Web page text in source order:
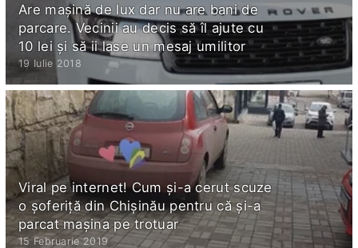
Are mașină de lux dar nu are bani de
parcare. Vecinii au decis să îl ajute cu
10 lei și să ii lase un mesaj umilitor
19 Iulie 2018
Viral pe internet! Cum şi-a cerut scuze
o şoferiţă din Chişinău pentru că şi-a
parcat maşina pe trotuar
15 Februarie 2019